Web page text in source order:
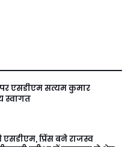
एसडीएम सत्यम कुमार
स्वागत
प्रिंस बने राजस्व